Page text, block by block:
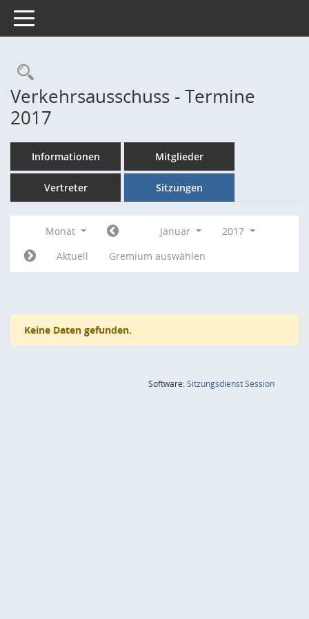
Toggle navigation
Rechercheauswahl
Verkehrsausschuss - Termine
2017
Informationen Mitglieder
Vertreter Sitzungen
Monat Januar
2017
Aktuell
Gremium auswählen
Keine Daten gefunden.
Software:SitzungsdienstSession(Wird in